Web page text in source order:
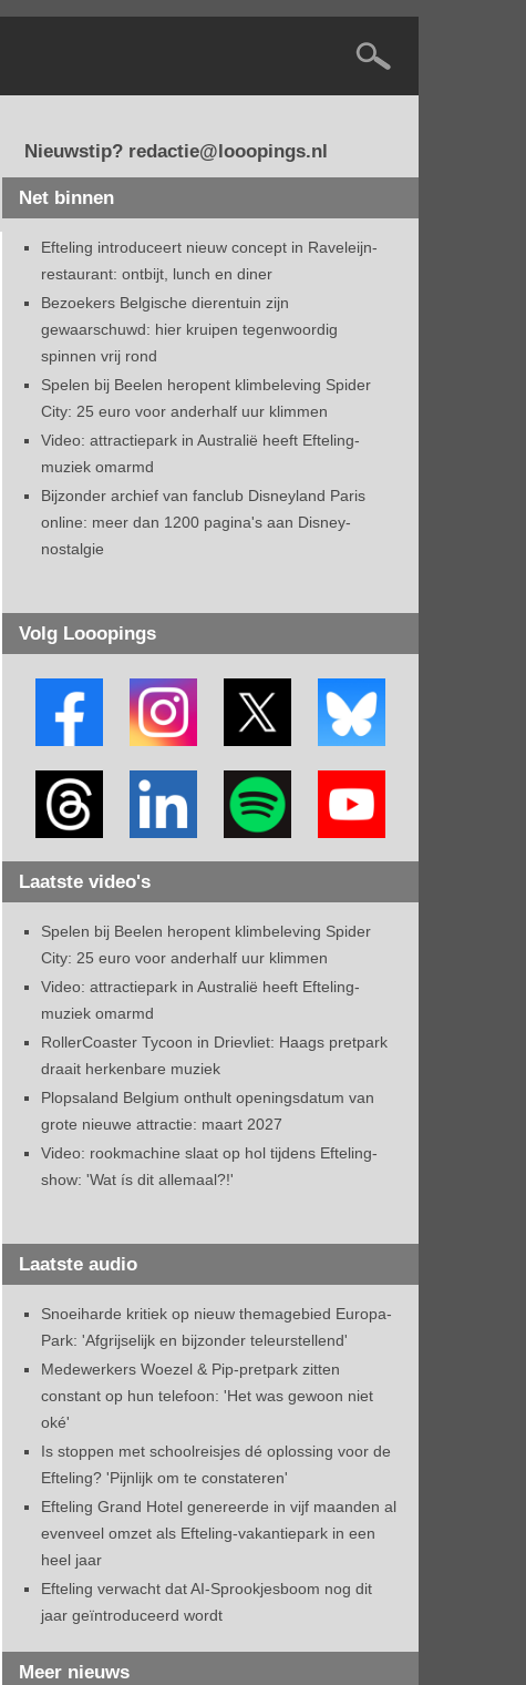
Nieuwstip? redactie@looopings.nl
Net binnen
Efteling introduceert nieuw concept in Raveleijn-
restaurant: ontbijt, lunch en diner
Bezoekers Belgische dierentuin zijn
gewaarschuwd: hier kruipen tegenwoordig
spinnen vrij rond
Spelen bij Beelen heropent klimbeleving Spider
City: 25 euro voor anderhalf uur klimmen
Video: attractiepark in Australië heeft Efteling-
muziek omarmd
Bijzonder archief van fanclub Disneyland Paris
online: meer dan 1200 pagina's aan Disney-
nostalgie
Volg Looopings
Laatste video's
Spelen bij Beelen heropent klimbeleving Spider
City: 25 euro voor anderhalf uur klimmen
Video: attractiepark in Australië heeft Efteling-
muziek omarmd
RollerCoaster Tycoon in Drievliet: Haags pretpark
draait herkenbare muziek
Plopsaland Belgium onthult openingsdatum van
grote nieuwe attractie: maart 2027
Video: rookmachine slaat op hol tijdens Efteling-
show: 'Wat ís dit allemaal?!'
Laatste audio
Snoeiharde kritiek op nieuw themagebied Europa-
Park: 'Afgrijselijk en bijzonder teleurstellend'
Medewerkers Woezel & Pip-pretpark zitten
constant op hun telefoon: 'Het was gewoon niet
oké'
Is stoppen met schoolreisjes dé oplossing voor de
Efteling? 'Pijnlijk om te constateren'
Efteling Grand Hotel genereerde in vijf maanden al
evenveel omzet als Efteling-vakantiepark in een
heel jaar
Efteling verwacht dat AI-Sprookjesboom nog dit
jaar geïntroduceerd wordt
Meer nieuws